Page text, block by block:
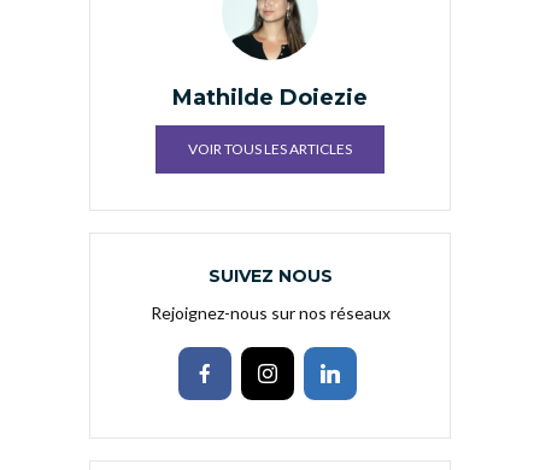
Mathilde Doiezie
VOIR TOUS LES ARTICLES
SUIVEZ NOUS
Rejoignez-nous sur nos réseaux